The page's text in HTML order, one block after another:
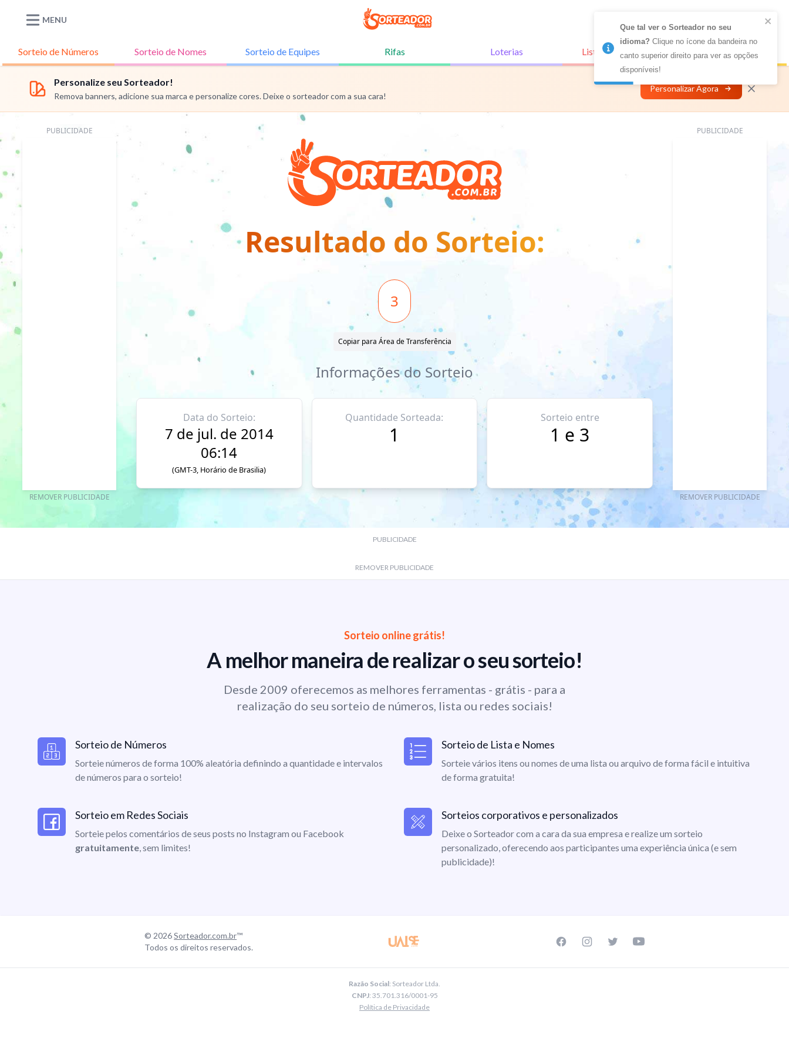
MENU
Sorteio deNúmeros Sorteio deNomes Sorteio deEquipes Rifas Loterias Listas Conectadas Personalizar
Personalize seu Sorteador!
Remova banners, adicione sua marca e personalize cores. Deixe o sorteador com a sua cara!
Personalizar Agora
PUBLICIDADE
REMOVER PUBLICIDADE
Resultado do Sorteio:
3
Copiar para Área de Transferência
Informações do Sorteio
Data do Sorteio:
7 de jul. de 2014
06:14
(GMT-3, Horário de Brasilia)
Quantidade Sorteada:
1
Sorteio entre
1 e 3
PUBLICIDADE
REMOVER PUBLICIDADE
PUBLICIDADE
REMOVER PUBLICIDADE
Sorteio online grátis!
A melhor maneira de realizar o seu sorteio!
Desde 2009 oferecemos as melhores ferramentas - grátis - para a
realização do seu sorteio de números, lista ou redes sociais!
Sorteio de Números
Sorteie números de forma 100% aleatória definindo a quantidade e intervalos
de números para o sorteio!
Sorteio de Lista e Nomes
Sorteie vários itens ou nomes de uma lista ou arquivo de forma fácil e intuitiva
de forma gratuita!
Sorteio em Redes Sociais
Sorteie pelos comentários de seus posts no Instagram ou Facebook
gratuitamente, sem limites!
Sorteios corporativos e personalizados
Deixe o Sorteador com a cara da sua empresa e realize um sorteio
personalizado, oferecendo aos participantes uma experiência única (e sem
publicidade)!
© 2026Sorteador.com.br™
Todos os direitos reservados.
Razão Social: Sorteador Ltda.
CNPJ: 35.701.316/0001-95
Política de Privacidade
Que tal ver o Sorteador no seu
idioma? Clique no ícone da bandeira no
canto superior direito para ver as opções
disponíveis!